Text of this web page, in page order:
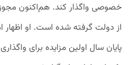
خصوصی واگذار کند. هم‌اکنون
از دولت گرفته شده است. او اظهار
پایان سال اولین مزایده برای